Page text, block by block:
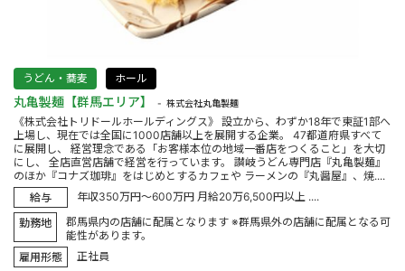
うどん・蕎麦 ホール
丸亀製麺【群馬エリア】 株式会社丸亀製麺
《株式会社トリドールホールディングス》 設立から、わずか18年で東証1部へ
上場し、現在では全国に1000店舗以上を展開する企業。 47都道府県すべて
に展開し、 経営理念である「お客様本位の地域一番店をつくること」を大切
にし、 全店直営店舗で経営を行っています。 讃岐うどん専門店『丸亀製麺』
のほか『コナズ珈琲』をはじめとするカフェや ラーメンの『丸醤屋』、焼....
給与
年収350万円～600万円 月給20万6,500円以上 ....
勤務地
郡馬県内の店舗に配属となります ※群馬県外の店舗に配属となる可
能性があります。
雇用形態
正社員